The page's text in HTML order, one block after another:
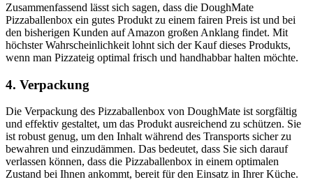
Zusammenfassend lässt sich sagen, dass die DoughMate
Pizzaballenbox ein gutes Produkt zu einem fairen Preis ist und bei
den bisherigen Kunden auf Amazon großen Anklang findet. Mit
höchster Wahrscheinlichkeit lohnt sich der Kauf dieses Produkts,
wenn man Pizzateig optimal frisch und handhabbar halten möchte.
4. Verpackung
Die Verpackung des Pizzaballenbox von DoughMate ist sorgfältig
und effektiv gestaltet, um das Produkt ausreichend zu schützen. Sie
ist robust genug, um den Inhalt während des Transports sicher zu
bewahren und einzudämmen. Das bedeutet, dass Sie sich darauf
verlassen können, dass die Pizzaballenbox in einem optimalen
Zustand bei Ihnen ankommt, bereit für den Einsatz in Ihrer Küche.